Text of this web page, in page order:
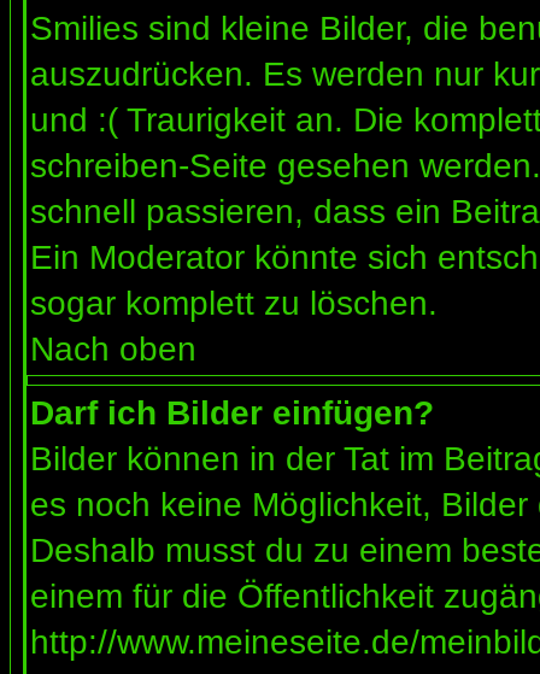
Smilies sind kleine Bilder, die
auszudrücken. Es werden nur
und :( Traurigkeit an. Die
schreiben-Seite gesehen
schnell passieren, dass ein
Ein Moderator könnte sich
sogar komplett zu löschen.
Nach oben
Darf ich Bilder einfügen?
Bilder können in der Tat im
es noch keine Möglichkeit,
Deshalb musst du zu einem
einem für die Öffentlichkeit
http://www.meineseite.de/